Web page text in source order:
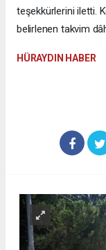
teşekkürlerini iletti.
belirlenen takvim
HÜRAYDIN HABER